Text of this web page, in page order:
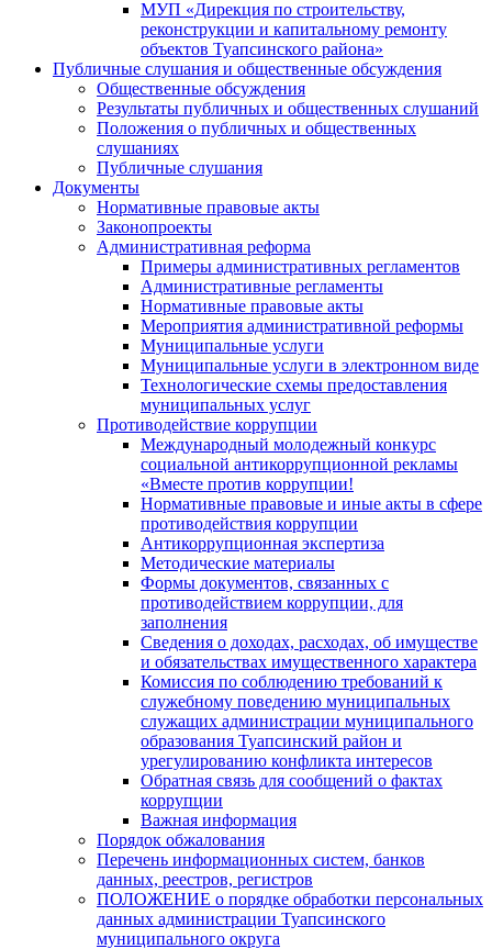
МУП «Дирекция по строительству,
реконструкции и капитальному ремонту
объектов Туапсинского района»
Публичные слушания и общественные обсуждения
Общественные обсуждения
Результаты публичных и общественных слушаний
Положения о публичных и общественных
слушаниях
Публичные слушания
Документы
Нормативные правовые акты
Законопроекты
Административная реформа
Примеры административных регламентов
Административные регламенты
Нормативные правовые акты
Мероприятия административной реформы
Муниципальные услуги
Муниципальные услуги в электронном виде
Технологические схемы предоставления
муниципальных услуг
Противодействие коррупции
Международный молодежный конкурс
социальной антикоррупционной рекламы
«Вместе против коррупции!
Нормативные правовые и иные акты в сфере
противодействия коррупции
Антикоррупционная экспертиза
Методические материалы
Формы документов, связанных с
противодействием коррупции, для
заполнения
Сведения о доходах, расходах, об имуществе
и обязательствах имущественного характера
Комиссия по соблюдению требований к
служебному поведению муниципальных
служащих администрации муниципального
образования Туапсинский район и
урегулированию конфликта интересов
Обратная связь для сообщений о фактах
коррупции
Важная информация
Порядок обжалования
Перечень информационных систем, банков
данных, реестров, регистров
ПОЛОЖЕНИЕ о порядке обработки персональных
данных администрации Туапсинского
муниципального округа